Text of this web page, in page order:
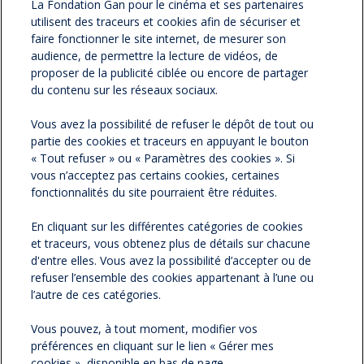
facebook
twitterVersion
imprimable
NOS NEWSLETTERS
NOS PARTENAIRES
ESPACE PRESSE
NOS ACTUALITÉS
CONTACTEZ-NOUS
La Fondation Gan pour le cinéma et ses partenaires
utilisent des traceurs et cookies afin de sécuriser et
faire fonctionner le site internet, de mesurer son
audience, de permettre la lecture de vidéos, de
proposer de la publicité ciblée ou encore de partager
du contenu sur les réseaux sociaux.
Vous avez la possibilité de refuser le dépôt de tout ou
partie des cookies et traceurs en appuyant le bouton
« Tout refuser » ou « Paramètres des cookies ». Si
vous n’acceptez pas certains cookies, certaines
fonctionnalités du site pourraient être réduites.
En cliquant sur les différentes catégories de cookies
et traceurs, vous obtenez plus de détails sur chacune
d'entre elles. Vous avez la possibilité d’accepter ou de
refuser l’ensemble des cookies appartenant à l’une ou
l’autre de ces catégories.
Vous pouvez, à tout moment, modifier vos
préférences en cliquant sur le lien « Gérer mes